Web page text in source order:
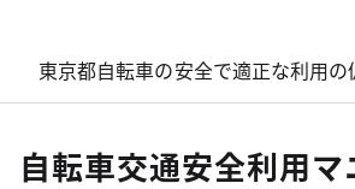
東京都自転車の安全で適正な利用
自転車交通安全利用マ